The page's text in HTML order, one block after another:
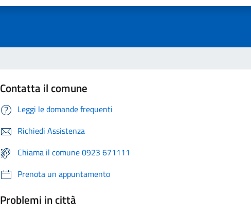
Contatta il comune
Leggi le domande frequenti
Richiedi Assistenza
Chiama il comune 0923 671111
Prenota un appuntamento
Problemi in città